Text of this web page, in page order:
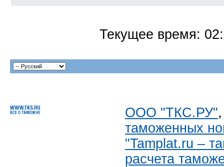
Текущее время:
ООО "ТКС.РУ"
таможенных
"Tamplat.ru –
расчета